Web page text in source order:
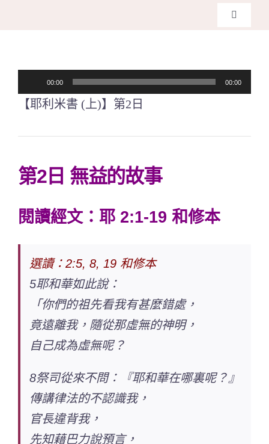
關於我
訊
放
00:00 00:00
【耶利米書 (上)】第2日
第2日 無益的故事
閱讀經文：耶 2:1-19 和修本
選讀：2:5, 8, 19 和修本
5耶和華如此說：
「你們的祖先看我有甚麼錯處，
竟遠離我，隨從那虛無的神明，
自己成為虛無呢？
8祭司從來不問：『耶和華在哪裏呢？』
傳講律法的不認識我，
官長違背我，
先知藉巴力說預言，